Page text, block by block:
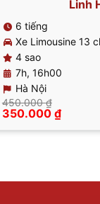
Linh
6 tiếng
Xe Limousine 13
4 sao
7h, 16h00
Hà Nội
450.000₫
Giá
là:
350.000 ₫Giá
hiện
tại